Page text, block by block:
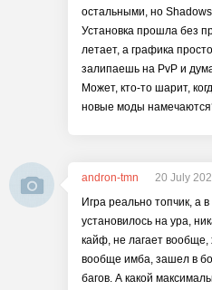
остальными, но
Установка прошла без
летает, а графика
залипаешь на PvP и
Может, кто-то шарит,
новые моды
andron-tmn
20 July
Игра реально топчик, а
установилось на ура,
кайф, не лагает вообще,
вообще имба, зашел в
багов. А какой